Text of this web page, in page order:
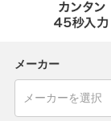
メーカー